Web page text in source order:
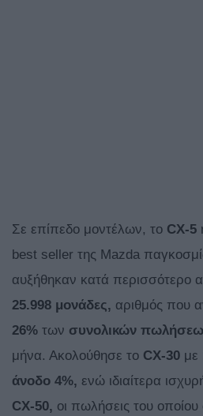
Σε επίπεδο μοντέλων, το CX-5
best seller της Mazda
αυξήθηκαν κατά περισσότερο
25.998 μονάδες, αριθμός που
26% των συνολικών
μήνα. Ακολούθησε το CX-30 με
άνοδο 4%, ενώ ιδιαίτερα
CX-50, οι πωλήσεις του